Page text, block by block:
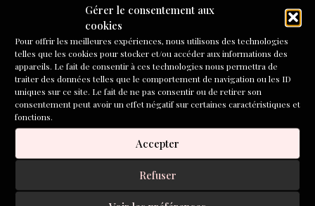
Gérer le consentement aux
cookies
Pour offrir les meilleures expériences, nous utilisons des technologies
telles que les cookies pour stocker et/ou accéder aux informations des
appareils. Le fait de consentir à ces technologies nous permettra de
traiter des données telles que le comportement de navigation ou les ID
uniques sur ce site. Le fait de ne pas consentir ou de retirer son
consentement peut avoir un effet négatif sur certaines caractéristiques et
fonctions.
Accepter
Refuser
L'ÉCOLE DU ROMAN D'ALEPH-
ÉCRITURE